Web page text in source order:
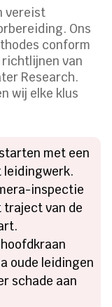
vereist
Ons
conform
van
Research.
wij elke klus
met een
leidingwerk.
inspectie
van de
hoofdkraan
oude leidingen
schade aan